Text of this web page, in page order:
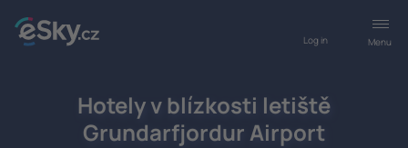
Menu
Log in
Hotely v blízkosti letiště
Grundarfjordur Airport